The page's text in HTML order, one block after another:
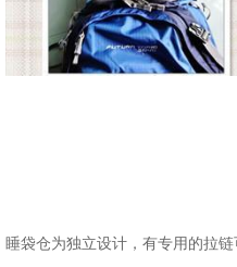
睡袋仓为独立设计，有专用的拉